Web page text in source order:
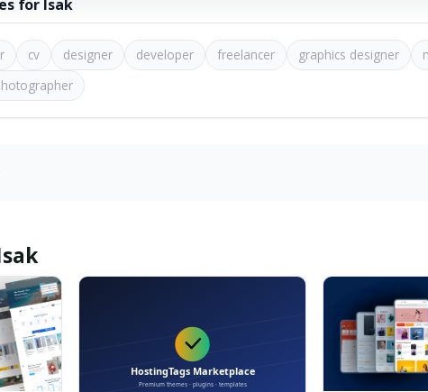
for Isak
cv designer developer freelancer graphics designer